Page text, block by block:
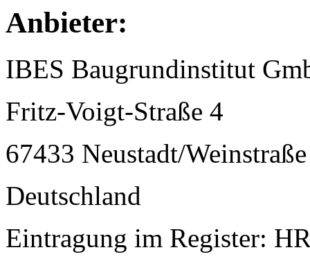
Anbieter:
IBES Baugrundinstitut
Fritz-Voigt-Straße 4
67433 Neustadt/Weinstraße
Deutschland
Eintragung im Register: